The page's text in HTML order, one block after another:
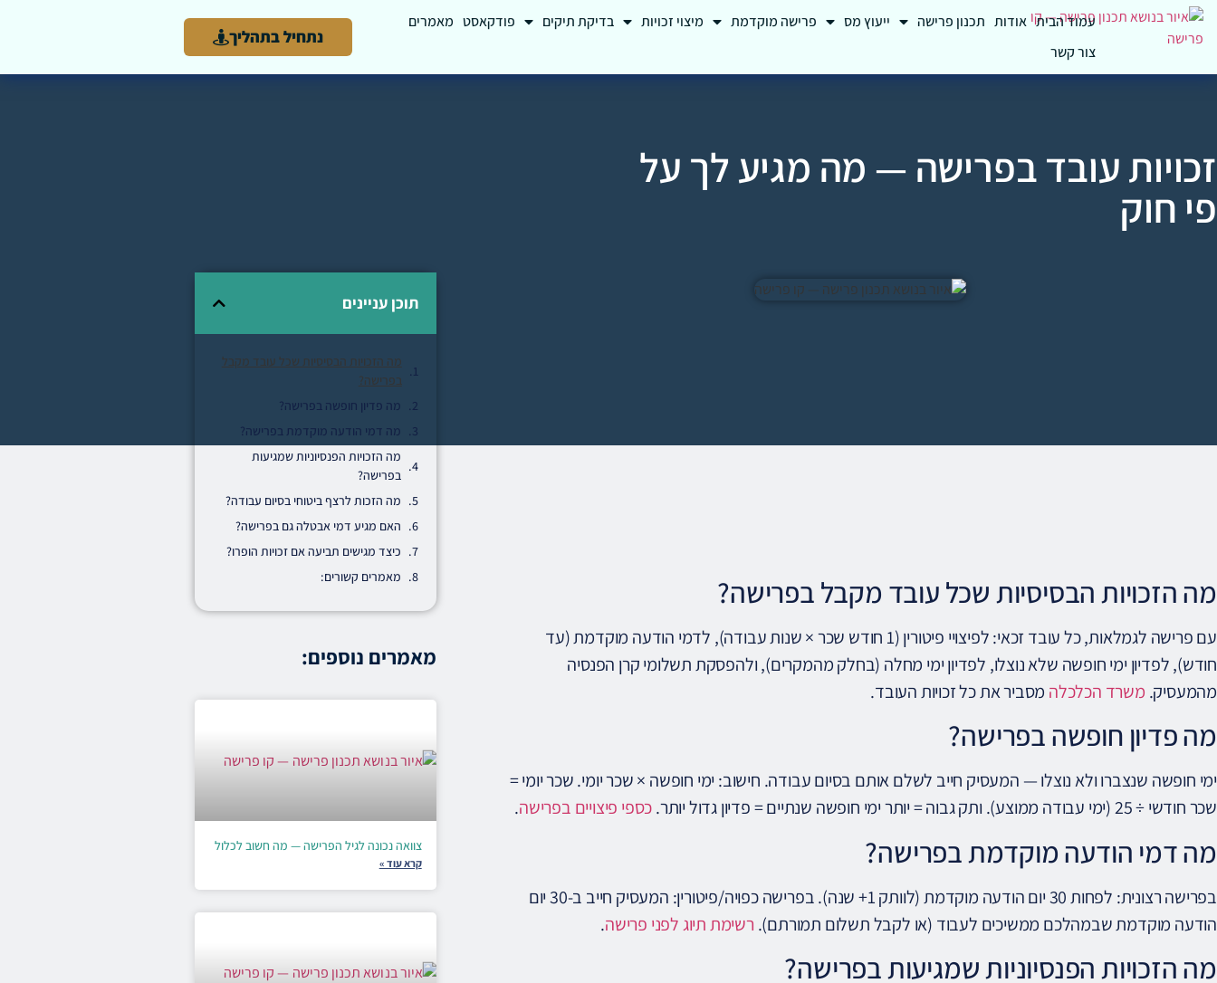
עמוד הבית אודות תכנון פרישה ייעוץ מס פרישה מוקדמת מיצוי זכויות בדיקת תיקים פודקאסט מאמרים
צור קשר
נתחיל בתהליך
זכויות עובד בפרישה — מה מגיע לך על
פי חוק
מה הזכויות הבסיסיות שכל עובד מקבל בפרישה?
עם פרישה לגמלאות, כל עובד זכאי: לפיצויי פיטורין (1 חודש שכר × שנות עבודה), לדמי הודעה מוקדמת (עד
חודש), לפדיון ימי חופשה שלא נוצלו, לפדיון ימי מחלה (בחלק מהמקרים), ולהפסקת תשלומי קרן הפנסיה
מהמעסיק. משרד הכלכלה מסביר את כל זכויות העובד.
מה פדיון חופשה בפרישה?
ימי חופשה שנצברו ולא נוצלו — המעסיק חייב לשלם אותם בסיום עבודה. חישוב: ימי חופשה × שכר יומי. שכר יומי =
שכר חודשי ÷ 25 (ימי עבודה ממוצע). ותק גבוה = יותר ימי חופשה שנתיים = פדיון גדול יותר.
כספי פיצויים בפרישה.
מה דמי הודעה מוקדמת בפרישה?
בפרישה רצונית: לפחות 30 יום הודעה מוקדמת (לוותק 1+ שנה). בפרישה כפויה/פיטורין: המעסיק חייב ב-30 יום
הודעה מוקדמת שבמהלכם ממשיכים לעבוד (או לקבל תשלום תמורתם). רשימת תיוג לפני פרישה.
מה הזכויות הפנסיוניות שמגיעות בפרישה?
תוכן עניינים
מה הזכויות הבסיסיות שכל עובד מקבל
בפרישה?
מה פדיון חופשה בפרישה?
מה דמי הודעה מוקדמת בפרישה?
מה הזכויות הפנסיוניות שמגיעות
בפרישה?
מה הזכות לרצף ביטוחי בסיום עבודה?
האם מגיע דמי אבטלה גם בפרישה?
כיצד מגישים תביעה אם זכויות הופרו?
מאמרים קשורים:
מאמרים נוספים:
צוואה נכונה לגיל הפרישה — מה חשוב לכלול
קרא עוד »